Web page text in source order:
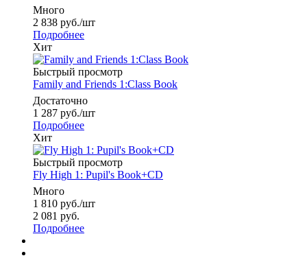
Много
2 838 руб./шт
Подробнее
Хит
Быстрый просмотр
Family and Friends 1:Class Book
Достаточно
1 287 руб./шт
Подробнее
Хит
Быстрый просмотр
Fly High 1: Pupil's Book+CD
Много
1 810 руб./шт
2 081 руб.
Подробнее